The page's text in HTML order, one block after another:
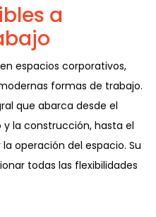
a
espacios corporativos,
formas de trabajo.
que abarca desde el
y la construcción, hasta el
operación del espacio. Su
todas las flexibilidades